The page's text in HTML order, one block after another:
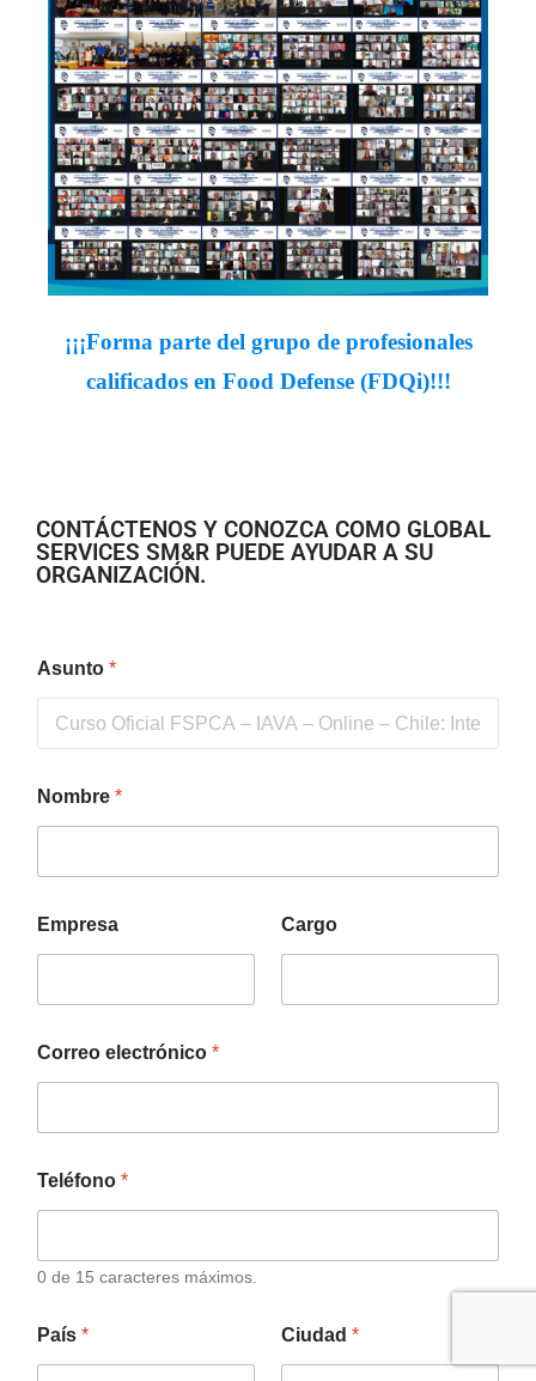
¡¡¡Forma parte del grupo de profesionales
calificados en Food Defense (FDQi)!!!
CONTÁCTENOS Y CONOZCA COMO GLOBAL
SERVICES SM&R PUEDE AYUDAR A SU
ORGANIZACIÓN.
Asunto *
Nombre *
Empresa Cargo
Correo electrónico *
Teléfono *
0 de 15 caracteres máximos.
País * Ciudad *